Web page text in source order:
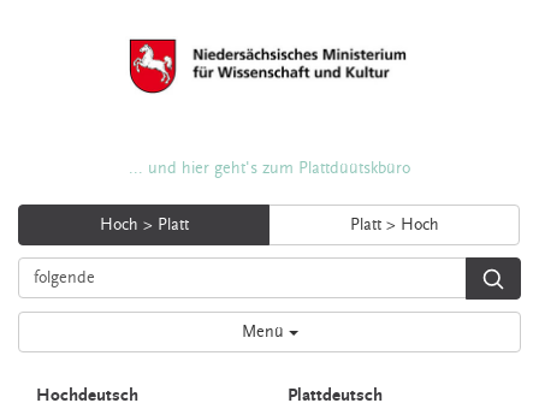
... und hier geht's zum Plattdüütskbüro
Hoch > Platt Platt > Hoch
Menü
Hochdeutsch Plattdeutsch